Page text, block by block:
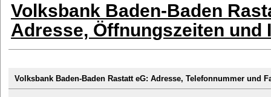
Volksbank Baden-Baden
Adresse, Öffnungszeiten und
Volksbank Baden-Baden Rastatt eG: Adresse, Telefonnummer und